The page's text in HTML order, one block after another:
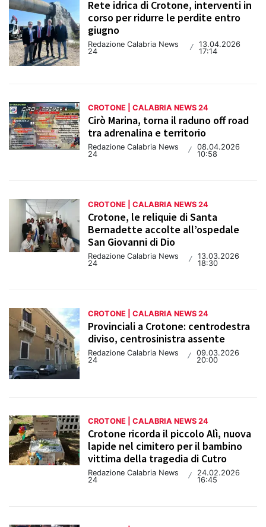
Rete idrica di Crotone, interventi in
corso per ridurre le perdite entro
giugno
Redazione Calabria News
24
/ 13.04.2026
17:14
CROTONE | CALABRIA NEWS 24
Cirò Marina, torna il raduno off road
tra adrenalina e territorio
Redazione Calabria News
24
/ 08.04.2026
10:58
CROTONE | CALABRIA NEWS 24
Crotone, le reliquie di Santa
Bernadette accolte all’ospedale
San Giovanni di Dio
Redazione Calabria News
24
/ 13.03.2026
18:30
CROTONE | CALABRIA NEWS 24
Provinciali a Crotone: centrodestra
diviso, centrosinistra assente
Redazione Calabria News
24
/ 09.03.2026
20:00
CROTONE | CALABRIA NEWS 24
Crotone ricorda il piccolo Alì, nuova
lapide nel cimitero per il bambino
vittima della tragedia di Cutro
Redazione Calabria News
24
/
24.02.2026
16:45